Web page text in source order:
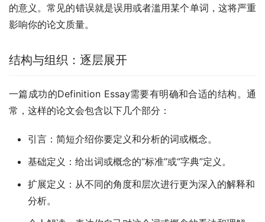
的意义。常见的错误就是误用或者滥用某个单词，这将严重
影响你的论文质量。
结构与组织：逐层展开
一篇成功的Definition Essay需要有明确和合适的结构。通
常，这样的论文会包含以下几个部分：
引言：简短介绍你要定义和分析的词或概念。
基础定义：给出词或概念的“标准”或“字典”定义。
扩展定义：从不同的角度和层次进行更为深入的解释和
分析。